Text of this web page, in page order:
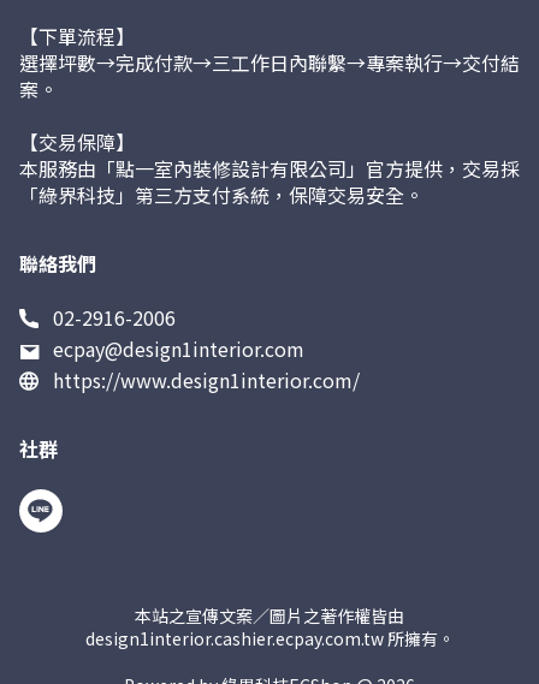
【下單流程】
選擇坪數→完成付款→三工作日內聯繫→專案執行→交付結
案。
【交易保障】
本服務由「點一室內裝修設計有限公司」官方提供，交易採
「綠界科技」第三方支付系統，保障交易安全。
聯絡我們
02-2916-2006
ecpay@design1interior.com
https://www.design1interior.com/
社群
本站之宣傳文案／圖片之著作權皆由
design1interior.cashier.ecpay.com.tw 所擁有。